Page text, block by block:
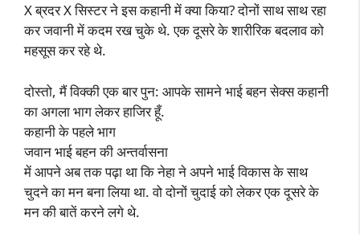
X ब्रदर X सिस्टर ने इस कहानी में क्या किया? दोनों साथ साथ रहा
कर जवानी में कदम रख चुके थे. एक दूसरे के शारीरिक बदलाव को
महसूस कर रहे थे.
दोस्तो, मैं विक्की एक बार पुन: आपके सामने भाई बहन सेक्स कहानी
का अगला भाग लेकर हाजिर हूँ.
कहानी के पहले भाग
जवान भाई बहन की अन्तर्वासना
में आपने अब तक पढ़ा था कि नेहा ने अपने भाई विकास के साथ
चुदने का मन बना लिया था. वो दोनों चुदाई को लेकर एक दूसरे के
मन की बातें करने लगे थे.